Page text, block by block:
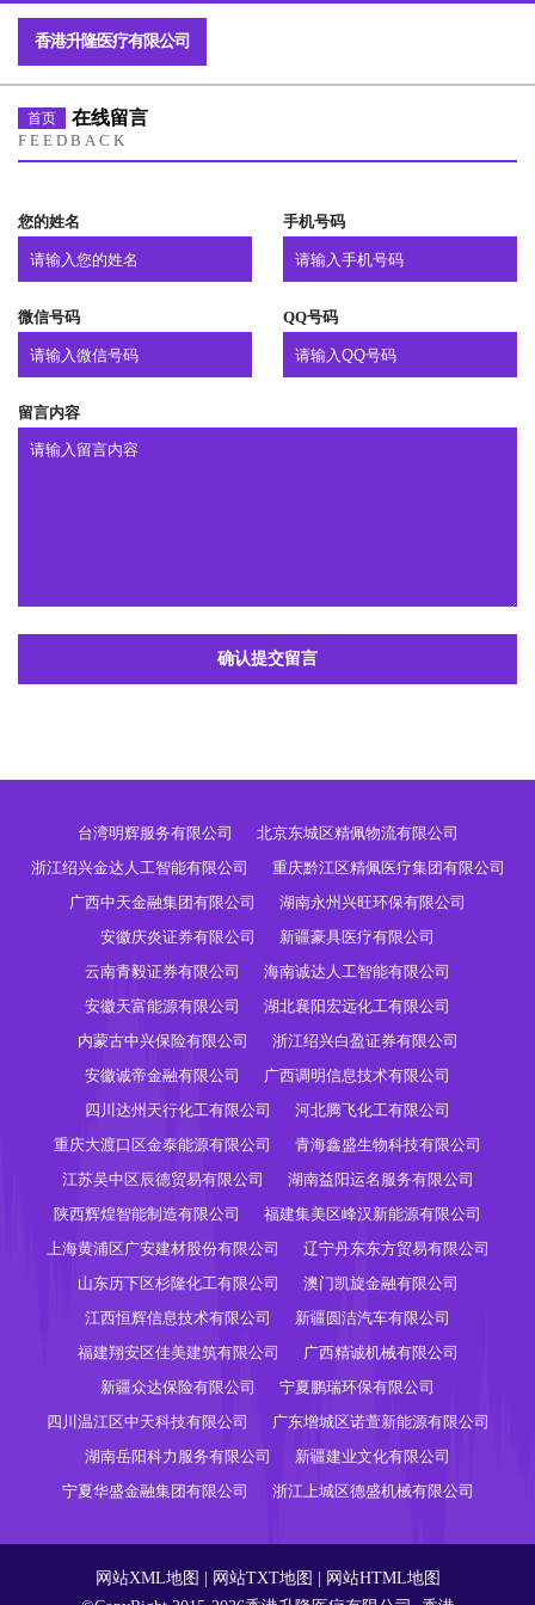
香港升隆医疗有限公司
首页 在线留言
FEEDBACK
您的姓名 手机号码
微信号码 QQ号码
留言内容
确认提交留言
台湾明辉服务有限公司
北京东城区精佩物流有限公司
浙江绍兴金达人工智能有限公司
重庆黔江区精佩医疗集团有限公司
广西中天金融集团有限公司
湖南永州兴旺环保有限公司
安徽庆炎证券有限公司
新疆豪具医疗有限公司
云南青毅证券有限公司
海南诚达人工智能有限公司
安徽天富能源有限公司
湖北襄阳宏远化工有限公司
内蒙古中兴保险有限公司
浙江绍兴白盈证券有限公司
安徽诚帝金融有限公司
广西调明信息技术有限公司
四川达州天行化工有限公司
河北腾飞化工有限公司
重庆大渡口区金泰能源有限公司
青海鑫盛生物科技有限公司
江苏吴中区辰德贸易有限公司
湖南益阳运名服务有限公司
陕西辉煌智能制造有限公司
福建集美区峰汉新能源有限公司
上海黄浦区广安建材股份有限公司
辽宁丹东东方贸易有限公司
山东历下区杉隆化工有限公司
澳门凯旋金融有限公司
江西恒辉信息技术有限公司
新疆圆洁汽车有限公司
福建翔安区佳美建筑有限公司
广西精诚机械有限公司
新疆众达保险有限公司
宁夏鹏瑞环保有限公司
四川温江区中天科技有限公司
广东增城区诺萱新能源有限公司
湖南岳阳科力服务有限公司
新疆建业文化有限公司
宁夏华盛金融集团有限公司
浙江上城区德盛机械有限公司
网站XML地图 网站TXT地图
网站HTML地图